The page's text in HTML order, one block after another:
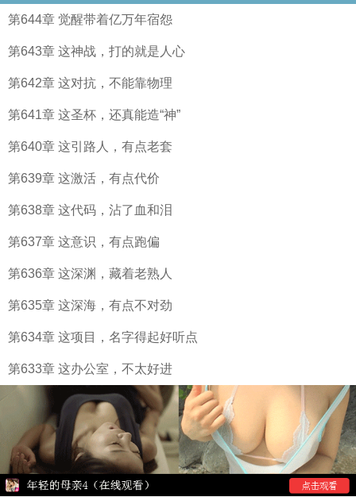
第644章 觉醒带着亿万年宿怨
第643章 这神战，打的就是人心
第642章 这对抗，不能靠物理
第641章 这圣杯，还真能造“神”
第640章 这引路人，有点老套
第639章 这激活，有点代价
第638章 这代码，沾了血和泪
第637章 这意识，有点跑偏
第636章 这深渊，藏着老熟人
第635章 这深海，有点不对劲
第634章 这项目，名字得起好听点
第633章 这办公室，不太好进